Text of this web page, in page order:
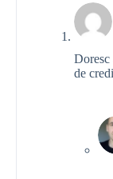
Doresc
de